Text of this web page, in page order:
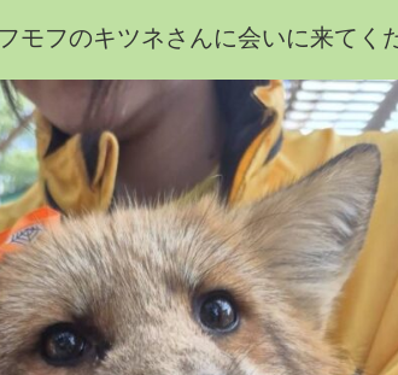
モフのキツネさんに会いに来てく